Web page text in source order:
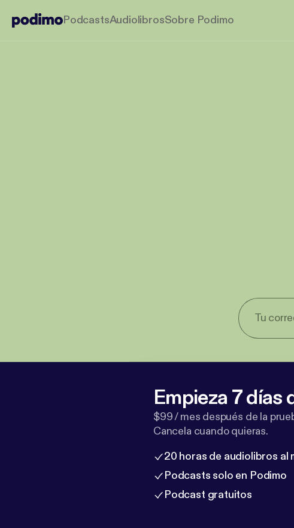
PodcastsAudiolibrosSobre Podimo
Empieza 7 días
$99 / mes después de la
Cancela cuando quieras.
20 horas de audiolibros al
Podcasts solo en Podimo
Podcast gratuitos